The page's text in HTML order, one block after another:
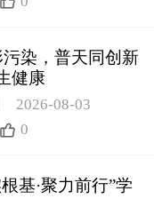
染，普天同创新
健康
2026-08-03
0
基·聚力前行”学